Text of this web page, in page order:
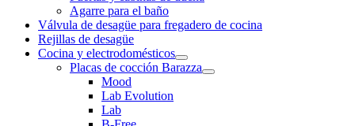
Agarre para el baño
Válvula de desagüe para fregadero de cocina
Rejillas de desagüe
Cocina y electrodomésticos
Placas de cocción Barazza
Mood
Lab Evolution
Lab